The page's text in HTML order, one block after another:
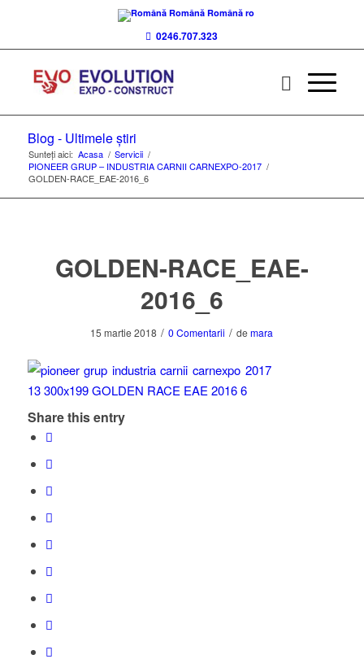
Română Română ro
0246.707.323
Blog - Ultimele știri
Sunteți aici: Acasa / Servicii /
PIONEER GRUP – INDUSTRIA CARNII CARNEXPO-2017 /
GOLDEN-RACE_EAE-2016_6
GOLDEN-RACE_EAE-
2016_6
15 martie 2018 / 0 Comentarii / demara
Share this entry